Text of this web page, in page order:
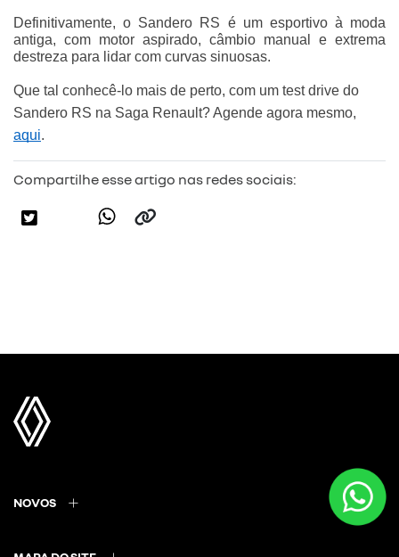
Definitivamente, o Sandero RS é um esportivo à moda
antiga, com motor aspirado, câmbio manual e extrema
destreza para lidar com curvas sinuosas.
Que tal conhecê-lo mais de perto, com um test drive do
aqui.
Compartilhe esse artigo nas redes sociais:
NOVOS